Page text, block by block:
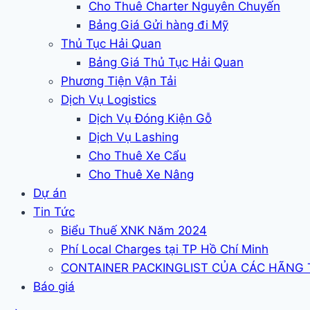
Cho Thuê Charter Nguyên Chuyến
Bảng Giá Gửi hàng đi Mỹ
Thủ Tục Hải Quan
Bảng Giá Thủ Tục Hải Quan
Phương Tiện Vận Tải
Dịch Vụ Logistics
Dịch Vụ Đóng Kiện Gỗ
Dịch Vụ Lashing
Cho Thuê Xe Cẩu
Cho Thuê Xe Nâng
Dự án
Tin Tức
Biểu Thuế XNK Năm 2024
Phí Local Charges tại TP Hồ Chí Minh
CONTAINER PACKINGLIST CỦA CÁC HÃNG
Báo giá